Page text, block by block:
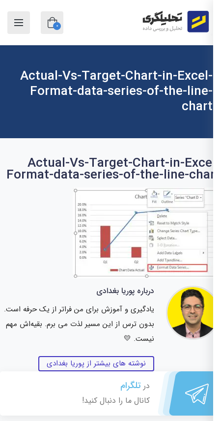
Actual-Vs-Target-Chart-in-Excel-
Format-data-series-of-the-line-
chart
Actual-Vs-Target-Chart-in-
Format-data-series-of-the-line-
درباره پوریا بغدادی
یادگیری و آموزش برای من فراتر از یک حرفه است.
بدون ترس از این مسیر لذت می برم. بقیه‌اش مهم
نیست. 💛
نوشته های بیشتر از پوریا بغدادی
درتلگرام
کانال ما را دنبال کنید!